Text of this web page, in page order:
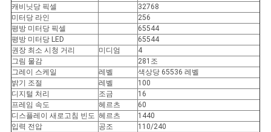
캐비닛당 픽셀
32768
미터당 라인
256
평방 미터당 픽셀
65544
평방 미터당 LED
65544
권장 최소 시청 거리
미디엄
4
그림 물감
281조
그레이 스케일
레벨
색상당 65536 레벨
밝기 조절
레벨
100
디지털 처리
조금
16
프레임 속도
헤르츠
60
디스플레이 새로고침 빈도 헤르츠
1440
입력 전압
공조
110/240